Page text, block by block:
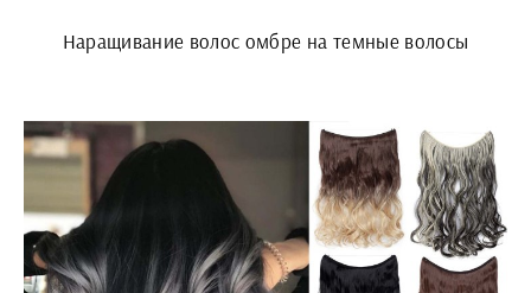
Наращивание волос омбре на темные волосы